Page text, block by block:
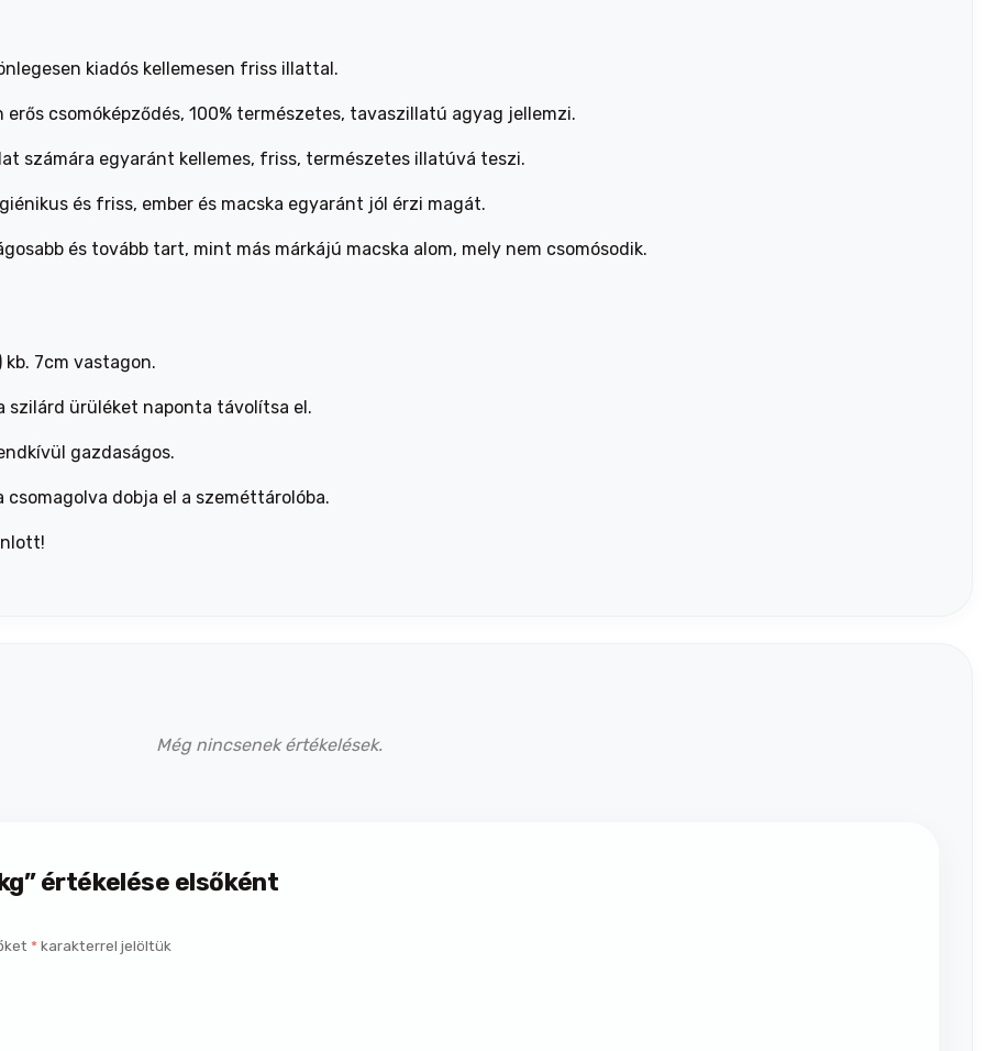
kiadós kellemesen friss illattal.
csomóképződés, 100% természetes, tavaszillatú agyag jellemzi.
számára egyaránt kellemes, friss, természetes illatúvá teszi.
és friss, ember és macska egyaránt jól érzi magát.
és tovább tart, mint más márkájú macska alom, mely nem csomósodik.
7cm vastagon.
szilárd ürüléket naponta távolítsa el.
gazdaságos.
dobja el a szeméttárolóba.
Még nincsenek értékelések.
értékelése elsőként
*karakterrel jelöltük